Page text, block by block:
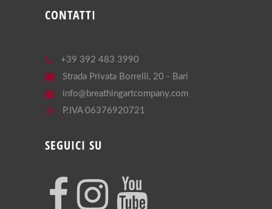
CONTATTI
+39 392 483 3990
Strada Privata Borrelli, 20 - Bari
info@breathingartcompany.com
P.IVA 06376920721
SEGUICI SU